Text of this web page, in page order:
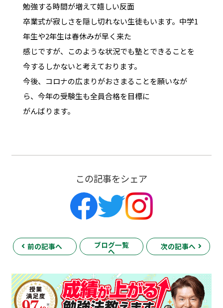
勉強する時間が増えて嬉しい反面
卒業式が寂しさを隠し切れない生徒もいます。中学1
年生や2年生は春休みが早く来た
感じですが、このような状況でも塾とできることを
今するしかないと考えております。
今後、コロナの広まりがおさまることを願いなが
ら、今年の受験生も全員合格を目標に
がんばります。
この記事をシェア
前の記事へ ブログ一覧
へ
次の記事へ